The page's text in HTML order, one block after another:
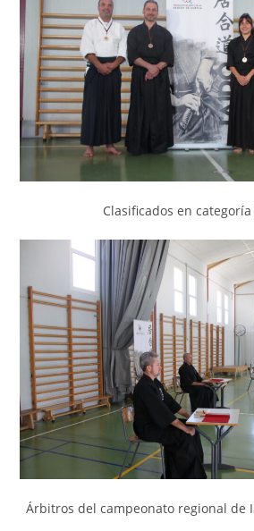
Clasificados en
Árbitros del campeonato regional de